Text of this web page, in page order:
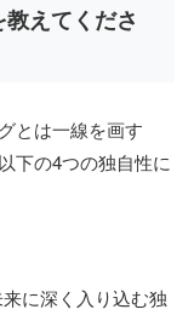
えてくださ
とは一線を画す
下の4つの独自性に
に深く入り込む独